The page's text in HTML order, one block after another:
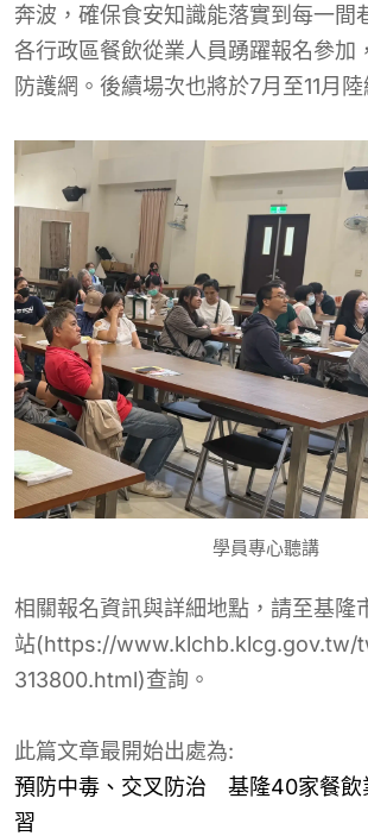
奔波，確保食安知識能落實到每一間
各行政區餐飲從業人員踴躍報名參加
防護網。後續場次也將於7月至11月陸
學員專心聽講
相關報名資訊與詳細地點，請至基隆
站(https://www.klchb.klcg.gov.tw/
313800.html)查詢。
此篇文章最開始出處為:
預防中毒、交叉防治 基隆40家餐飲
習